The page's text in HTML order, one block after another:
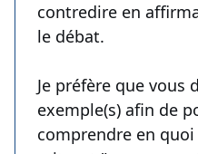
contredire en
le débat.
Je préfère que vous
exemple(s) afin de
comprendre en